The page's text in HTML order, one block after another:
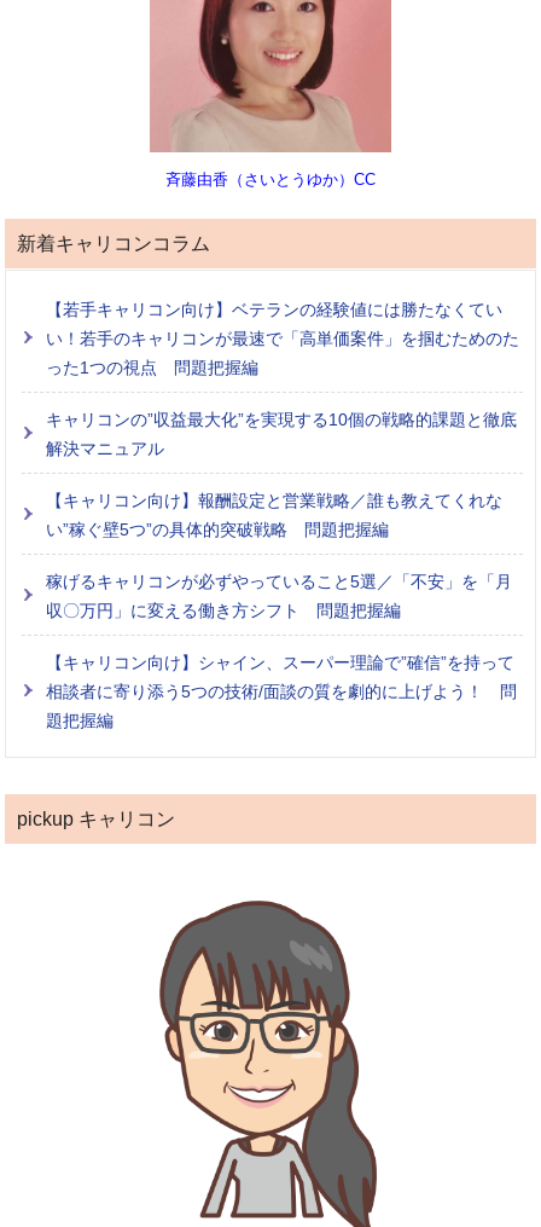
斉藤由香（さいとうゆか）CC
新着キャリコンコラム
【若手キャリコン向け】ベテランの経験値には勝たなくてい
い！若手のキャリコンが最速で「高単価案件」を掴むためのた
った1つの視点 問題把握編
キャリコンの”収益最大化”を実現する10個の戦略的課題と徹底
解決マニュアル
【キャリコン向け】報酬設定と営業戦略／誰も教えてくれな
い”稼ぐ壁5つ”の具体的突破戦略 問題把握編
稼げるキャリコンが必ずやっていること5選／「不安」を「月
収〇万円」に変える働き方シフト 問題把握編
【キャリコン向け】シャイン、スーパー理論で”確信”を持って
相談者に寄り添う5つの技術/面談の質を劇的に上げよう！ 問
題把握編
pickup キャリコン